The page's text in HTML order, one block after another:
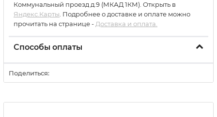
Коммунальный проезд д.9 (МКАД 1КМ). Открыть в
Яндекс.Карты . Подробнее о доставке и оплате можно
прочитать на странице - Доставка и оплата.
Способы оплаты
Поделиться: